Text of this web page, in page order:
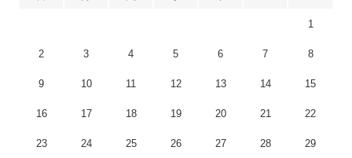
1
2 3 4 5 6 7 8
9 10 11 12 13 14 15
16 17 18 19 20 21 22
23 24 25 26 27 28 29